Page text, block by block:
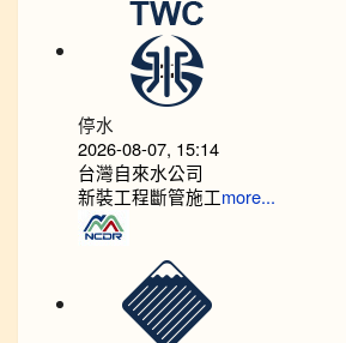
停水
2026-08-07, 15:14
台灣自來水公司
新裝工程斷管施工more...